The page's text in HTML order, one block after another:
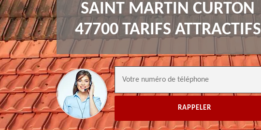
SAINT MARTIN CURTON
47700 TARIFS ATTRACTIFS